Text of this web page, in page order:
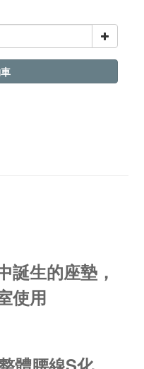
誕生的座墊，
使用